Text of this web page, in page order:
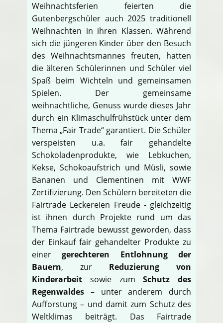
Weihnachtsferien feierten die
Gutenbergschüler auch 2025 traditionell
Weihnachten in ihren Klassen. Während
sich die jüngeren Kinder über den Besuch
des Weihnachtsmannes freuten, hatten
die älteren Schülerinnen und Schüler viel
Spaß beim Wichteln und gemeinsamen
Spielen. Der gemeinsame
weihnachtliche, Genuss wurde dieses Jahr
durch ein Klimaschulfrühstück unter dem
Thema „Fair Trade“ garantiert. Die Schüler
verspeisten u.a. fair gehandelte
Schokoladenprodukte, wie Lebkuchen,
Kekse, Schokoaufstrich und Müsli, sowie
Bananen und Clementinen mit WWF
Zertifizierung. Den Schülern bereiteten die
Fairtrade Leckereien Freude - gleichzeitig
ist ihnen durch Projekte rund um das
Thema Fairtrade bewusst geworden, dass
der Einkauf fair gehandelter Produkte zu
einergerechteren Entlohnung der
Bauern, zur Reduzierung von
Kinderarbeit sowie zumSchutz des
Regenwaldes – unter anderem durch
Aufforstung – und damit zum Schutz des
Weltklimas beiträgt. Das Fairtrade